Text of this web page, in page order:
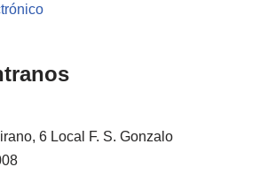
6 Local F. S. Gonzalo